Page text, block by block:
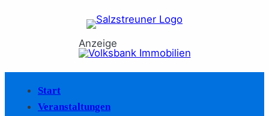
Anzeige
Start
Veranstaltungen